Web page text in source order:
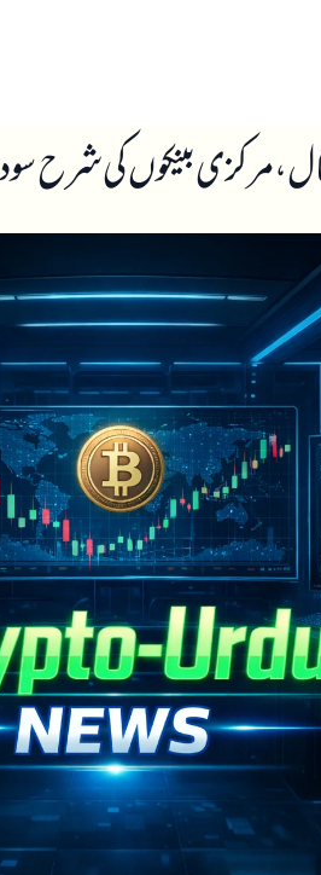
مرکزی بینکوں کی شرح